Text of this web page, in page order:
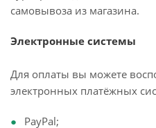
самовывоза из магазина.
Электронные системы
Для оплаты вы можете
электронных платёжных
PayPal;